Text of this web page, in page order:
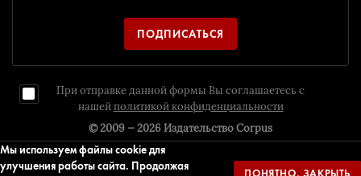
ПОДПИСАТЬСЯ
При отправке данной формы Вы соглашаетесь с
нашей политикой конфиденциальности
© 2009 — 2026 Издательство Corpus
Мы используем файлы cookie для
улучшения работы сайта. Продолжая
ПОНЯТНО, ЗАКРЫТЬ